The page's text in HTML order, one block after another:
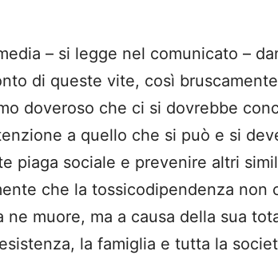
– si legge nel comunicato –
di queste vite, così
doveroso che ci si dovrebbe
a quello che si può e si
piaga sociale e prevenire altri
che la tossicodipendenza non
ne muore, ma a causa della sua
la famiglia e tutta la